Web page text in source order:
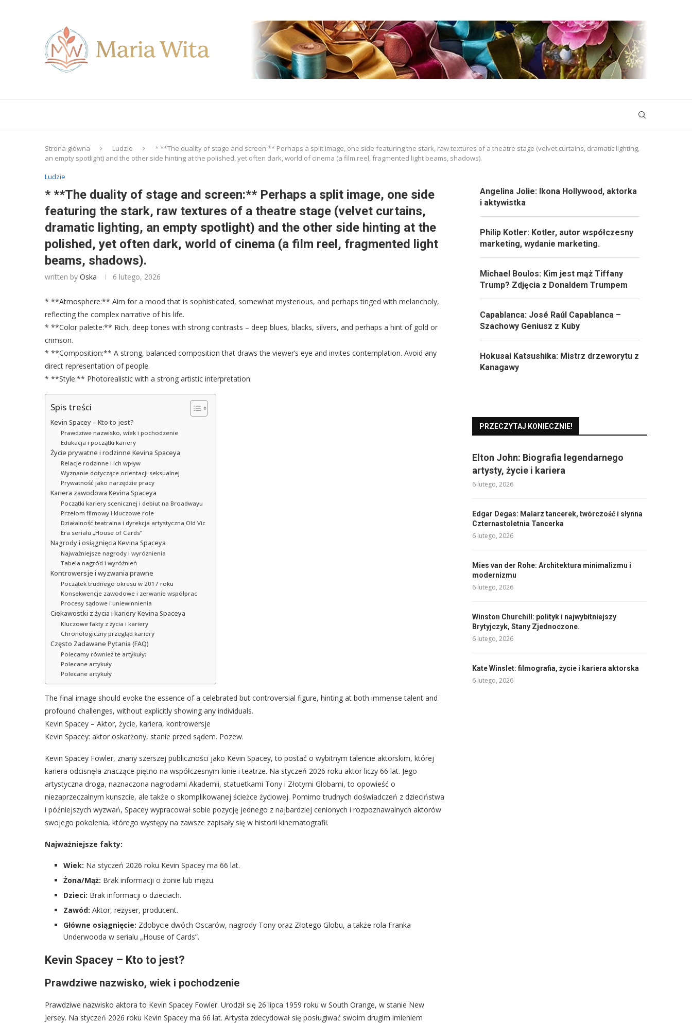
Strona główna Ludzie
* **The duality of stage and screen:** Perhaps a split image, one side featuring the stark, raw textures of a theatre stage (velvet curtains, dramatic lighting,
an empty spotlight) and the other side hinting at the polished, yet often dark, world of cinema (a film reel, fragmented light beams, shadows).
Ludzie
* **The duality of stage and screen:** Perhaps a split image, one side
featuring the stark, raw textures of a theatre stage (velvet curtains,
dramatic lighting, an empty spotlight) and the other side hinting at the
polished, yet often dark, world of cinema (a film reel, fragmented light
beams, shadows).
written by Oska 6 lutego, 2026
* **Atmosphere:** Aim for a mood that is sophisticated, somewhat mysterious, and perhaps tinged with melancholy,
reflecting the complex narrative of his life.
* **Color palette:** Rich, deep tones with strong contrasts – deep blues, blacks, silvers, and perhaps a hint of gold or
crimson.
* **Composition:** A strong, balanced composition that draws the viewer’s eye and invites contemplation. Avoid any
direct representation of people.
* **Style:** Photorealistic with a strong artistic interpretation.
Spis treści
Kevin Spacey – Kto to jest?
Prawdziwe nazwisko, wiek i pochodzenie
Edukacja i początki kariery
Życie prywatne i rodzinne Kevina Spaceya
Relacje rodzinne i ich wpływ
Wyznanie dotyczące orientacji seksualnej
Prywatność jako narzędzie pracy
Kariera zawodowa Kevina Spaceya
Początki kariery scenicznej i debiut na Broadwayu
Przełom filmowy i kluczowe role
Działalność teatralna i dyrekcja artystyczna Old Vic
Era serialu „House of Cards”
Nagrody i osiągnięcia Kevina Spaceya
Najważniejsze nagrody i wyróżnienia
Tabela nagród i wyróżnień
Kontrowersje i wyzwania prawne
Początek trudnego okresu w 2017 roku
Konsekwencje zawodowe i zerwanie współprac
Procesy sądowe i uniewinnienia
Ciekawostki z życia i kariery Kevina Spaceya
Kluczowe fakty z życia i kariery
Chronologiczny przegląd kariery
Często Zadawane Pytania (FAQ)
Polecamy również te artykuły:
Polecane artykuły
Polecane artykuły
The final image should evoke the essence of a celebrated but controversial figure, hinting at both immense talent and
profound challenges, without explicitly showing any individuals.
Kevin Spacey – Aktor, życie, kariera, kontrowersje
Kevin Spacey: aktor oskarżony, stanie przed sądem. Pozew.
Kevin Spacey Fowler, znany szerszej publiczności jako Kevin Spacey, to postać o wybitnym talencie aktorskim, której
kariera odcisnęła znaczące piętno na współczesnym kinie i teatrze. Na styczeń 2026 roku aktor liczy 66 lat. Jego
artystyczna droga, naznaczona nagrodami Akademii, statuetkami Tony i Złotymi Globami, to opowieść o
niezaprzeczalnym kunszcie, ale także o skomplikowanej ścieżce życiowej. Pomimo trudnych doświadczeń z dzieciństwa
i późniejszych wyzwań, Spacey wypracował sobie pozycję jednego z najbardziej cenionych i rozpoznawalnych aktorów
swojego pokolenia, którego występy na zawsze zapisały się w historii kinematografii.
Najważniejsze fakty:
Wiek: Na styczeń 2026 roku Kevin Spacey ma 66 lat.
Żona/Mąż: Brak informacji o żonie lub mężu.
Dzieci: Brak informacji o dzieciach.
Zawód: Aktor, reżyser, producent.
Główne osiągnięcie: Zdobycie dwóch Oscarów, nagrody Tony oraz Złotego Globu, a także rola Franka
Underwooda w serialu „House of Cards”.
Kevin Spacey – Kto to jest?
Prawdziwe nazwisko, wiek i pochodzenie
Prawdziwe nazwisko aktora to Kevin Spacey Fowler. Urodził się 26 lipca 1959 roku w South Orange, w stanie New
Jersey. Na styczeń 2026 roku Kevin Spacey ma 66 lat. Artysta zdecydował się posługiwać swoim drugim imieniem
Angelina Jolie: Ikona Hollywood, aktorka
i aktywistka
Philip Kotler: Kotler, autor współczesny
marketing, wydanie marketing.
Michael Boulos: Kim jest mąż Tiffany
Trump? Zdjęcia z Donaldem Trumpem
Capablanca: José Raúl Capablanca –
Szachowy Geniusz z Kuby
Hokusai Katsushika: Mistrz drzeworytu z
Kanagawy
PRZECZYTAJ KONIECZNIE!
Elton John: Biografia legendarnego
artysty, życie i kariera
6 lutego, 2026
Edgar Degas: Malarz tancerek, twórczość i słynna
Czternastoletnia Tancerka
6 lutego, 2026
Mies van der Rohe: Architektura minimalizmu i
modernizmu
6 lutego, 2026
Winston Churchill: polityk i najwybitniejszy
Brytyjczyk, Stany Zjednoczone.
6 lutego, 2026
Kate Winslet: filmografia, życie i kariera aktorska
6 lutego, 2026